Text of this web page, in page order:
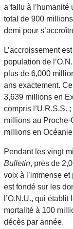
a fallu à
total de 900
demi pour
L’accroissement
population de
plus de 6,000
ans exactement.
3,639 millions en
compris l’U.R.S.S.
millions au Proche-
millions en
Pendant les vingt
Bulletin, près de
voix à l’immense
est fondé sur les
l’O.N.U., qui
mortalité à 100
décès par année.